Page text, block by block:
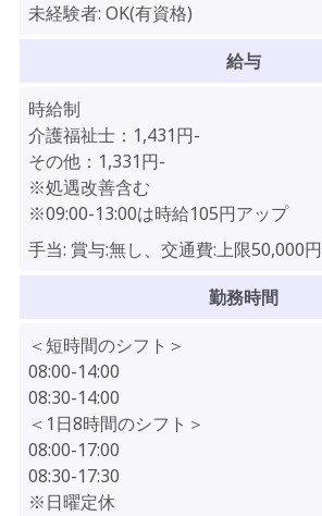
未経験者: OK(有資格)
給与
時給制
介護福祉士：1,431円-
その他：1,331円-
※処遇改善含む
※09:00-13:00は時給105円アップ
手当: 賞与:無し、交通費:上限50,000円
勤務時間
＜短時間のシフト＞
08:00-14:00
08:30-14:00
＜1日8時間のシフト＞
08:00-17:00
08:30-17:30
※日曜定休